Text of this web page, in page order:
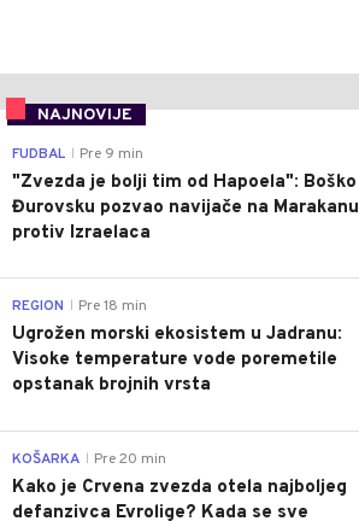
NAJNOVIJE
FUDBAL Pre 9 min
"Zvezda je bolji tim od Hapoela": Boško
Đurovsku pozvao navijače na Marakanu
protiv Izraelaca
REGION Pre 18 min
Ugrožen morski ekosistem u Jadranu:
Visoke temperature vode poremetile
opstanak brojnih vrsta
KOŠARKA Pre 20 min
Kako je Crvena zvezda otela najboljeg
defanzivca Evrolige? Kada se sve